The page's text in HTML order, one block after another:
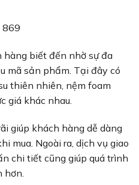
869
hàng biết đến nhờ sự đa
mã sản phẩm. Tại đây có
thiên nhiên, nệm foam
giá khác nhau.
giúp khách hàng dễ dàng
mua. Ngoài ra, dịch vụ giao
chi tiết cũng giúp quá trình
hơn.